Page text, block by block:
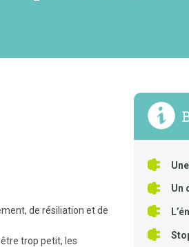
de résiliation et de
trop petit, les
Un